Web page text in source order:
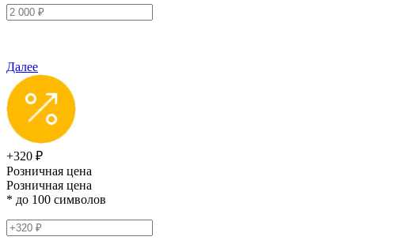
Далее
+320 ₽
Розничная цена
Розничная цена
* до 100 символов